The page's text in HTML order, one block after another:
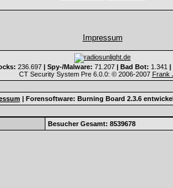
Impressum
236.697 | Spy-/Malware: 71.207 | Bad Bot: 1.341 |
CT Security System Pre 6.0.0: © 2006-2007 Frank
| Forensoftware: Burning Board 2.3.6
Besucher Gesamt: 8539678